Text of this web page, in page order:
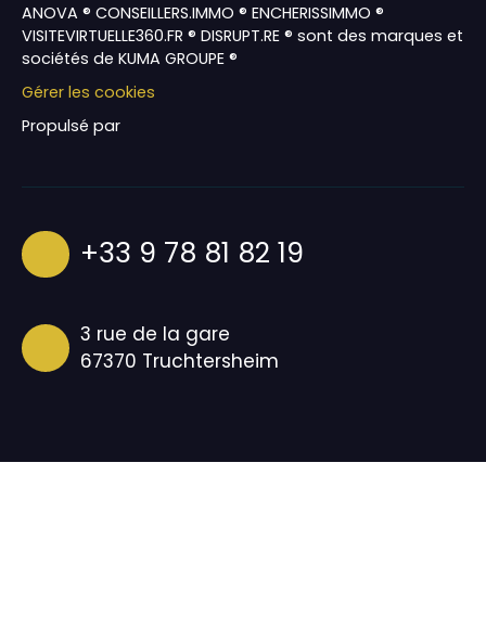
ANOVA ® CONSEILLERS.IMMO ® ENCHERISSIMMO ®
VISITEVIRTUELLE360.FR ® DISRUPT.RE ® sont des marques et
sociétés de KUMA GROUPE ®
Gérer les cookies
Propulsé par
+33 9 78 81 82 19
3 rue de la gare
67370 Truchtersheim